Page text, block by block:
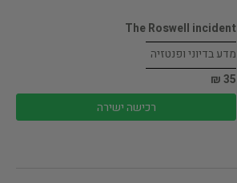
The Roswell incident
מדע בדיוני ופנטזיה
35 ₪
רכישה ישירה